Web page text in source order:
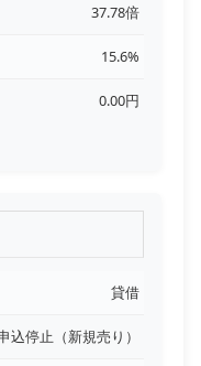
37.78倍
15.6%
0.00円
貸借
込停止（新規売り）